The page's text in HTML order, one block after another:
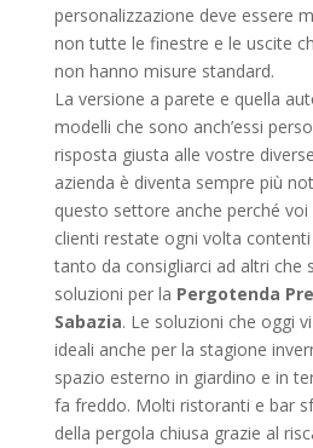
personalizzazione deve essere
non tutte le finestre e le uscite
non hanno misure standard.
La versione a parete e quella
modelli che sono anch’essi
risposta giusta alle vostre
azienda è diventa sempre più
questo settore anche perché
clienti restate ogni volta
tanto da consigliarci ad altri che
soluzioni per la Pergotenda
Sabazia. Le soluzioni che oggi
ideali anche per la stagione
spazio esterno in giardino e in
fa freddo. Molti ristoranti e bar
della pergola chiusa grazie al